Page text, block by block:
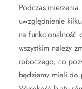
Podczas
uwzględnienie
na funkcjonalność
wszystkim należy
roboczego, co
będziemy mieli do